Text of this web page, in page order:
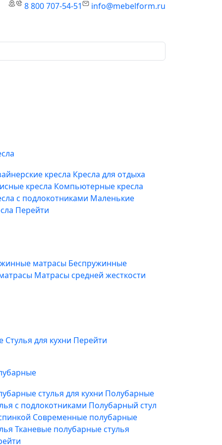
8 800 707-54-51 info@mebelform.ru
кресла Кресла для отдыха
кресла Компьютерные кресла
с подлокотниками Маленькие
Перейти
матрасы Беспружинные
Матрасы средней жесткости
Стулья для кухни Перейти
стулья для кухни Полубарные
с подлокотниками Полубарный стул
Современные полубарные
Тканевые полубарные стулья